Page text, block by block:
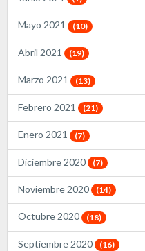
Mayo 2021 (10)
Abril 2021 (19)
Marzo 2021 (13)
Febrero 2021 (21)
Enero 2021 (7)
Diciembre 2020 (7)
Noviembre 2020 (14)
Octubre 2020 (18)
Septiembre 2020 (16)